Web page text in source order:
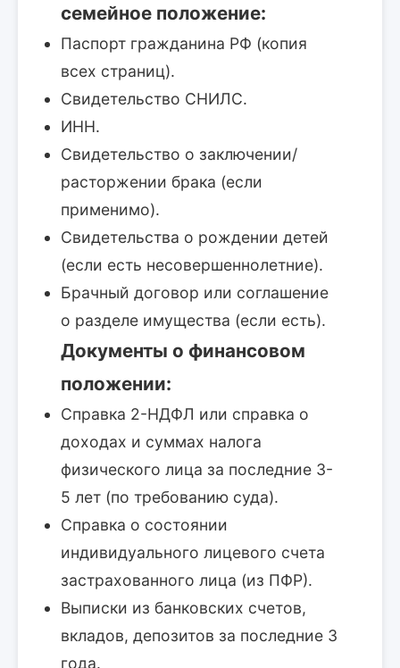
семейное положение:
Паспорт гражданина РФ (копия
всех страниц).
Свидетельство СНИЛС.
ИНН.
Свидетельство о заключении/
расторжении брака (если
применимо).
Свидетельства о рождении детей
(если есть несовершеннолетние).
Брачный договор или соглашение
о разделе имущества (если есть).
Документы о финансовом
положении:
Справка 2-НДФЛ или справка о
доходах и суммах налога
физического лица за последние 3-
5 лет (по требованию суда).
Справка о состоянии
индивидуального лицевого счета
застрахованного лица (из ПФР).
Выписки из банковских счетов,
вкладов, депозитов за последние 3
года.